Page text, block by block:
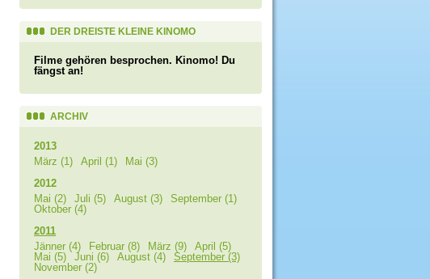
DER DREISTE KLEINE KINOMO
Filme gehören besprochen. Kinomo! Du
fängst an!
ARCHIV
2013
März (1)
April (1)
Mai (3)
2012
Mai (2)
Juli (5) August (3)
September (1)
Oktober (4)
2011
Jänner (4)
Februar (8) März (9)
April (5)
Mai (5)
Juni (6) August (4)
September (3)
November (2)